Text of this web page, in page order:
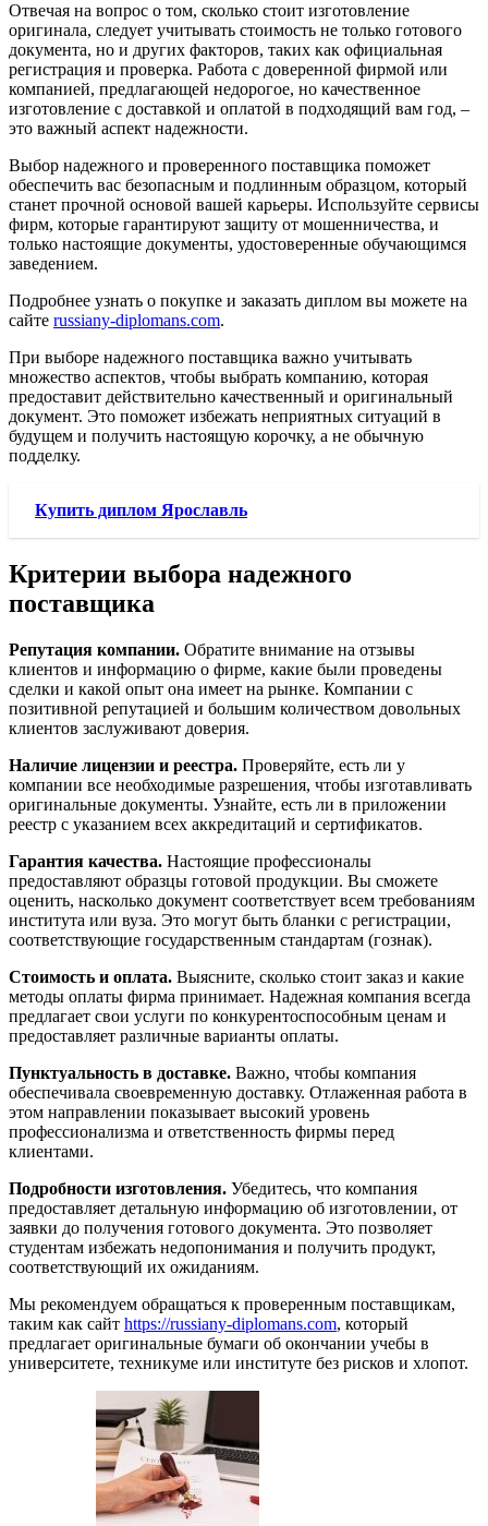
Отвечая на вопрос о том, сколько стоит изготовление
оригинала, следует учитывать стоимость не только готового
документа, но и других факторов, таких как официальная
регистрация и проверка. Работа с доверенной фирмой или
компанией, предлагающей недорогое, но качественное
изготовление с доставкой и оплатой в подходящий вам год, –
это важный аспект надежности.
Выбор надежного и проверенного поставщика поможет
обеспечить вас безопасным и подлинным образцом, который
станет прочной основой вашей карьеры. Используйте сервисы
фирм, которые гарантируют защиту от мошенничества, и
только настоящие документы, удостоверенные обучающимся
заведением.
Подробнее узнать о покупке и заказать диплом вы можете на
сайте russiany-diplomans.com.
При выборе надежного поставщика важно учитывать
множество аспектов, чтобы выбрать компанию, которая
предоставит действительно качественный и оригинальный
документ. Это поможет избежать неприятных ситуаций в
будущем и получить настоящую корочку, а не обычную
подделку.
Купить диплом Ярославль
Критерии выбора надежного
поставщика
Репутация компании. Обратите внимание на отзывы
клиентов и информацию о фирме, какие были проведены
сделки и какой опыт она имеет на рынке. Компании с
позитивной репутацией и большим количеством довольных
клиентов заслуживают доверия.
Наличие лицензии и реестра. Проверяйте, есть ли у
компании все необходимые разрешения, чтобы изготавливать
оригинальные документы. Узнайте, есть ли в приложении
реестр с указанием всех аккредитаций и сертификатов.
Гарантия качества. Настоящие профессионалы
предоставляют образцы готовой продукции. Вы сможете
оценить, насколько документ соответствует всем требованиям
института или вуза. Это могут быть бланки с регистрации,
соответствующие государственным стандартам (гознак).
Стоимость и оплата. Выясните, сколько стоит заказ и какие
методы оплаты фирма принимает. Надежная компания всегда
предлагает свои услуги по конкурентоспособным ценам и
предоставляет различные варианты оплаты.
Пунктуальность в доставке. Важно, чтобы компания
обеспечивала своевременную доставку. Отлаженная работа в
этом направлении показывает высокий уровень
профессионализма и ответственность фирмы перед
клиентами.
Подробности изготовления. Убедитесь, что компания
предоставляет детальную информацию об изготовлении, от
заявки до получения готового документа. Это позволяет
студентам избежать недопонимания и получить продукт,
соответствующий их ожиданиям.
Мы рекомендуем обращаться к проверенным поставщикам,
таким как сайт https://russiany-diplomans.com, который
предлагает оригинальные бумаги об окончании учебы в
университете, техникуме или институте без рисков и хлопот.